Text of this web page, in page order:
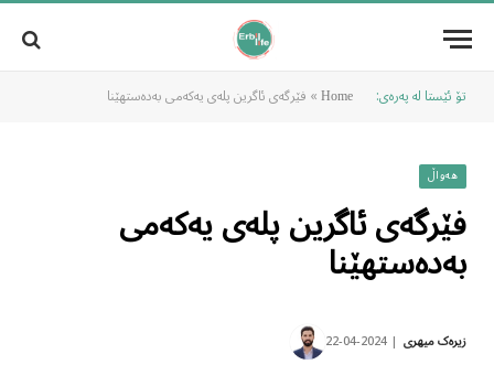
تۆ ئێستا لە پەرەی: Home
» فێرگەی ئاگرین پلەی یەکەمی بەدەستهێنا
هەواڵ
فێرگەی ئاگرین پلەی یەکەمی
بەدەستهێنا
زیرەک میهری 2024-04-22